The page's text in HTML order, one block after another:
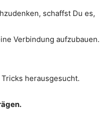
schaffst Du es,
Verbindung aufzubauen.
herausgesucht.